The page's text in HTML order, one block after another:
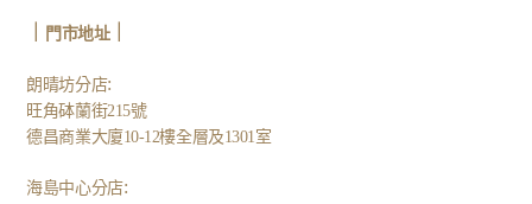
門市地址｜
朗晴坊分店:
旺角砵蘭街215號
德昌商業大廈10-12樓全層及1301室
海島中心分店: